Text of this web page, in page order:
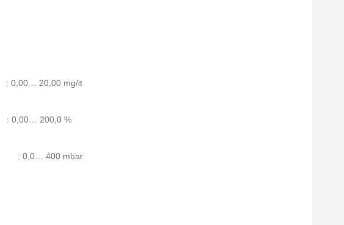
: 0,00… 20,00 mg/lt
: 0,00… 200,0 %
: 0,0… 400 mbar